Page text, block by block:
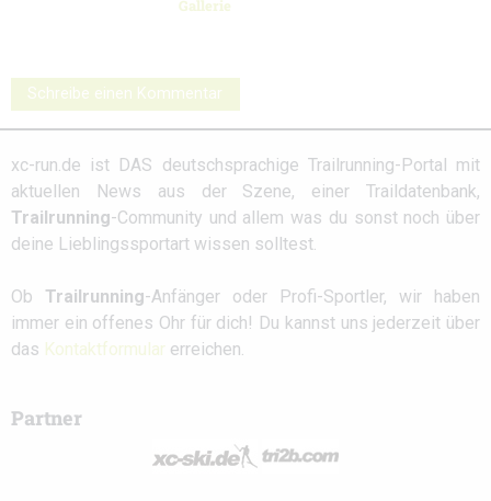
Gallerie
Schreibe einen Kommentar
xc-run.de ist DAS deutschsprachige Trailrunning-Portal mit
aktuellen News aus der Szene, einer Traildatenbank,
Trailrunning-Community und allem was du sonst noch über
deine Lieblingssportart wissen solltest.
Ob Trailrunning-Anfänger oder Profi-Sportler, wir haben
immer ein offenes Ohr für dich! Du kannst uns jederzeit über
das Kontaktformular erreichen.
Partner